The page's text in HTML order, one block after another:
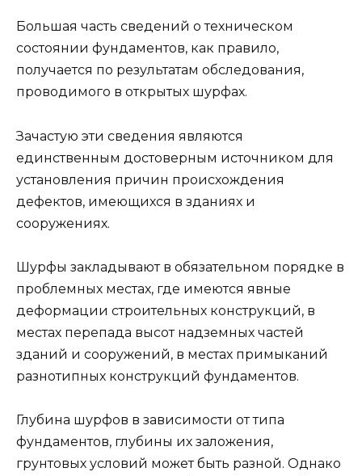
Большая часть сведений о техническом
состоянии фундаментов, как правило,
получается по результатам обследования,
проводимого в открытых шурфах.
Зачастую эти сведения являются
единственным достоверным источником для
установления причин происхождения
дефектов, имеющихся в зданиях и
сооружениях.
Шурфы закладывают в обязательном порядке в
проблемных местах, где имеются явные
деформации строительных конструкций, в
местах перепада высот надземных частей
зданий и сооружений, в местах примыканий
разнотипных конструкций фундаментов.
Глубина шурфов в зависимости от типа
фундаментов, глубины их заложения,
грунтовых условий может быть разной. Однако